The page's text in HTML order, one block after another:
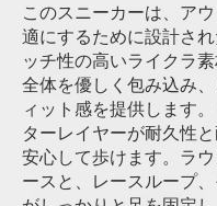
このスニーカーは、ア
適にするために設計さ
ッチ性の高いライクラ
全体を優しく包み込み
ィット感を提供します
ターレイヤーが耐久性
安心して歩けます。ラ
ースと、レースループ